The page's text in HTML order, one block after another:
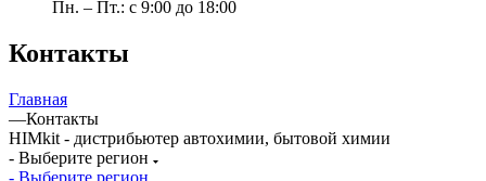
Пн. – Пт.: с 9:00 до 18:00
Контакты
Главная
—Контакты
HIMkit - дистрибьютер автохимии, бытовой химии
- Выберите регион
- Выберите регион